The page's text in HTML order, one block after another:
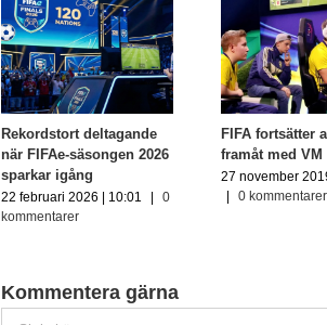
Rekordstort deltagande
när FIFAe-säsongen 2026
sparkar igång
22 februari 2026 | 10:01
0
kommentarer
FIFA fortsätter
framåt med
27 november
0 kommentarer
Kommentera gärna